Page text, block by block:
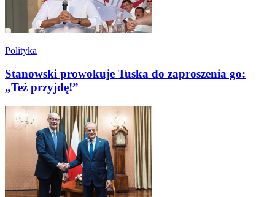
Polityka
Stanowski prowokuje Tuska do zaproszenia go:
„Też przyjdę!”